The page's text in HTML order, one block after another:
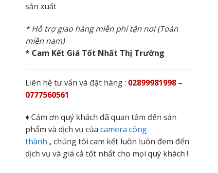
sản xuất
* Hỗ trợ giao hàng miễn phí tận nơi (Toàn
miền nam)
* Cam Kết Giá Tốt Nhất Thị Trường
Liên hệ tư vấn và đặt hàng : 02899981998 –
0777560561
♦ Cảm ơn quý khách đã quan tâm đến sản
phẩm và dịch vụ của camera công
thành , chúng tôi cam kết luôn luôn đem đến
dịch vụ và giá cả tốt nhất cho mọi quý khách !